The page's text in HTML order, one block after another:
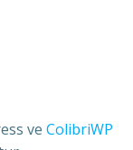
ve ColibriWP